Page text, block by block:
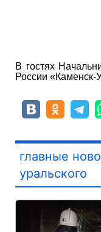
В гостях
России «Каменск-
главные
уральского